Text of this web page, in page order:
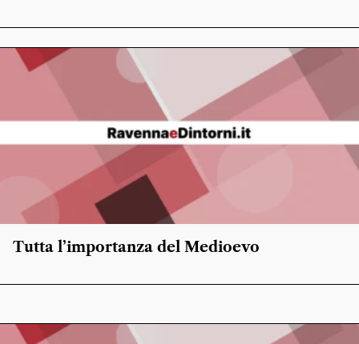
Tutta l’importanza del Medioevo